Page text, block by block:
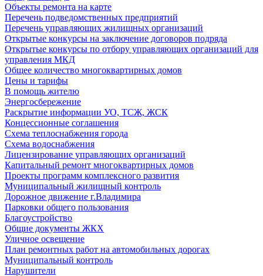
Объекты ремонта на карте
Перечень подведомственных предприятий
Перечень управляющих жилищных организаций
Открытые конкурсы на заключение договоров подряда
Открытые конкурсы по отбору управляющих организаций для
управления МКД
Общее количество многоквартирных домов
Цены и тарифы
В помощь жителю
Энергосбережение
Раскрытие информации УО, ТСЖ, ЖСК
Концессионные соглашения
Схема теплоснабжения города
Схема водоснабжения
Лицензирование управляющих организаций
Капитальный ремонт многоквартирных домов
Проекты программ комплексного развития
Муниципальный жилищный контроль
Дорожное движение г.Владимира
Парковки общего пользования
Благоустройство
Общие документы ЖКХ
Уличное освещение
План ремонтных работ на автомобильных дорогах
Муниципальный контроль
Нарушители